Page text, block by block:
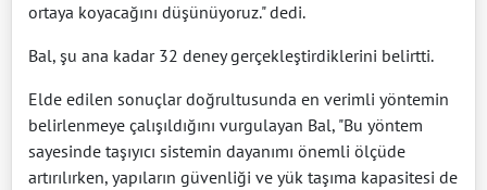
ortaya koyacağını düşünüyoruz." dedi.
Bal, şu ana kadar 32 deney gerçekleştirdiklerini belirtti.
Elde edilen sonuçlar doğrultusunda en verimli yöntemin
belirlenmeye çalışıldığını vurgulayan Bal, "Bu yöntem
sayesinde taşıyıcı sistemin dayanımı önemli ölçüde
artırılırken, yapıların güvenliği ve yük taşıma kapasitesi de